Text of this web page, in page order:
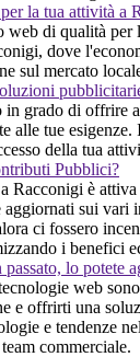
la tua attività a
di qualità
dove
sul mercato
grado di offrire
alle tue
della tua
Pubblici?
Racconigi è
aggiornati sui
ci fossero
i benefici
lo potete
web
e offrirti una
e tendenze
commerciale.